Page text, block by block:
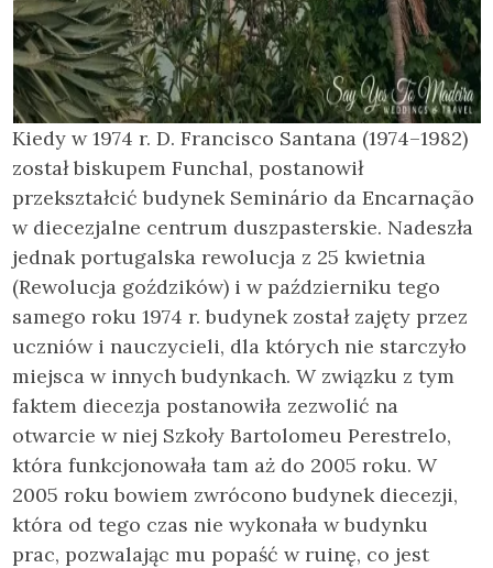
Kiedy w 1974 r. D. Francisco Santana (1974–1982)
został biskupem Funchal, postanowił
przekształcić budynek Seminário da Encarnação
w diecezjalne centrum duszpasterskie. Nadeszła
jednak portugalska rewolucja z 25 kwietnia
(Rewolucja goździków) i w październiku tego
samego roku 1974 r. budynek został zajęty przez
uczniów i nauczycieli, dla których nie starczyło
miejsca w innych budynkach. W związku z tym
faktem diecezja postanowiła zezwolić na
otwarcie w niej Szkoły Bartolomeu Perestrelo,
która funkcjonowała tam aż do 2005 roku. W
2005 roku bowiem zwrócono budynek diecezji,
która od tego czas nie wykonała w budynku
prac, pozwalając mu popaść w ruinę, co jest